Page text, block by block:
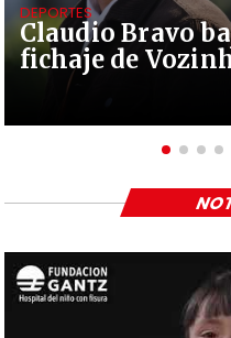
Claudio Bravo
fichaje de
DEPORTES